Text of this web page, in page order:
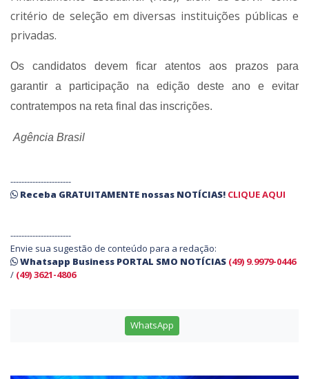
critério de seleção em diversas instituições públicas e
privadas.
Os candidatos devem ficar atentos aos prazos para
garantir a participação na edição deste ano e evitar
contratempos na reta final das inscrições.
Agência Brasil
----------------------
Receba GRATUITAMENTE nossas NOTÍCIAS! CLIQUE AQUI
----------------------
Envie sua sugestão de conteúdo para a redação:
Whatsapp Business PORTAL SMO NOTÍCIAS (49) 9.9979-0446
/ (49) 3621-4806
WhatsApp